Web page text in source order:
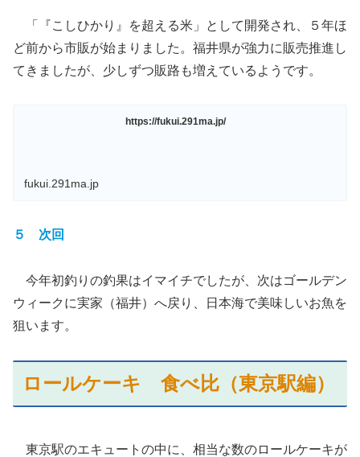
「『こしひかり』を超える米」として開発され、５年ほ
ど前から市販が始まりました。福井県が強力に販売推進し
てきましたが、少しずつ販路も増えているようです。
https://fukui.291ma.jp/
fukui.291ma.jp
５ 次回
今年初釣りの釣果はイマイチでしたが、次はゴールデン
ウィークに実家（福井）へ戻り、日本海で美味しいお魚を
狙います。
ロールケーキ 食べ比（東京駅編）
東京駅のエキュートの中に、相当な数のロールケーキが